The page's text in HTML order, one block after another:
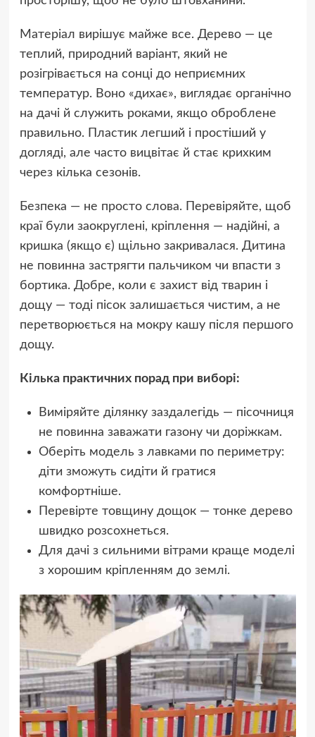
Матеріал вирішує майже все. Дерево — це
теплий, природний варіант, який не
розігрівається на сонці до неприємних
температур. Воно «дихає», виглядає органічно
на дачі й служить роками, якщо оброблене
правильно. Пластик легший і простіший у
догляді, але часто вицвітає й стає крихким
через кілька сезонів.
Безпека — не просто слова. Перевіряйте, щоб
краї були заокруглені, кріплення — надійні, а
кришка (якщо є) щільно закривалася. Дитина
не повинна застрягти пальчиком чи впасти з
бортика. Добре, коли є захист від тварин і
дощу — тоді пісок залишається чистим, а не
перетворюється на мокру кашу після першого
дощу.
Кілька практичних порад при виборі:
Виміряйте ділянку заздалегідь — пісочниця
не повинна заважати газону чи доріжкам.
Оберіть модель з лавками по периметру:
діти зможуть сидіти й гратися
комфортніше.
Перевірте товщину дощок — тонке дерево
швидко розсохнеться.
Для дачі з сильними вітрами краще моделі
з хорошим кріпленням до землі.